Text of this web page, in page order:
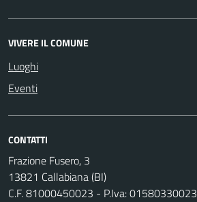
VIVERE IL COMUNE
Luoghi
Eventi
CONTATTI
Frazione Fusero, 3
13821 Callabiana (BI)
C.F. 81000450023 - P.Iva: 01580330023